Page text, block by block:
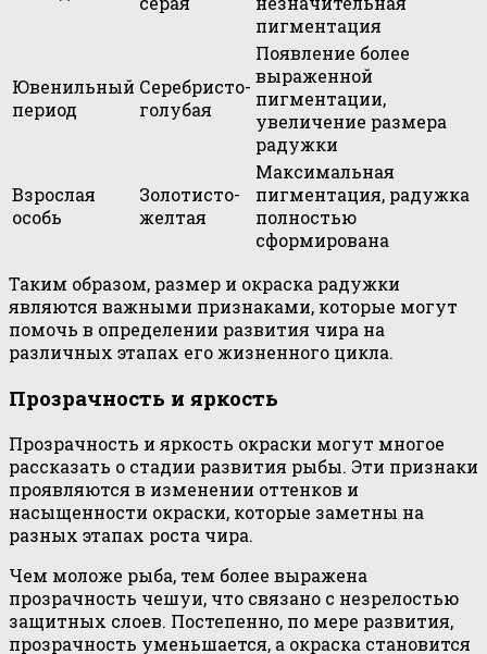
пигментация
Ювенильный
период
Серебристо-
голубая
Появление более
выраженной
пигментации,
увеличение размера
радужки
Взрослая
особь
Золотисто-
желтая
Максимальная
пигментация, радужка
полностью
сформирована
Таким образом, размер и окраска радужки
являются важными признаками, которые могут
помочь в определении развития чира на
различных этапах его жизненного цикла.
Прозрачность и яркость
Прозрачность и яркость окраски могут многое
рассказать о стадии развития рыбы. Эти признаки
проявляются в изменении оттенков и
насыщенности окраски, которые заметны на
разных этапах роста чира.
Чем моложе рыба, тем более выражена
прозрачность чешуи, что связано с незрелостью
защитных слоев. Постепенно, по мере развития,
прозрачность уменьшается, а окраска становится